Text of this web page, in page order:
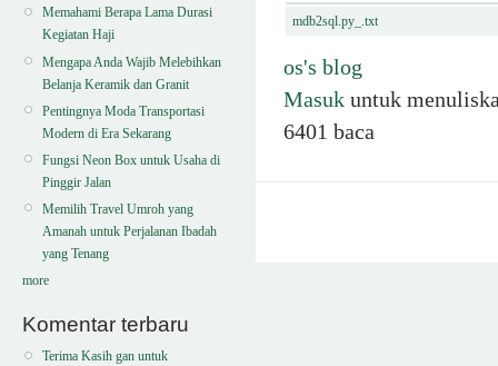
Memahami Berapa Lama Durasi
Kegiatan Haji
Mengapa Anda Wajib Melebihkan
Belanja Keramik dan Granit
Pentingnya Moda Transportasi
Modern di Era Sekarang
Fungsi Neon Box untuk Usaha di
Pinggir Jalan
Memilih Travel Umroh yang
Amanah untuk Perjalanan Ibadah
yang Tenang
more
Komentar terbaru
Terima Kasih gan untuk
mdb2sql.py_.txt
os's blog
Masuk untuk
6401 baca